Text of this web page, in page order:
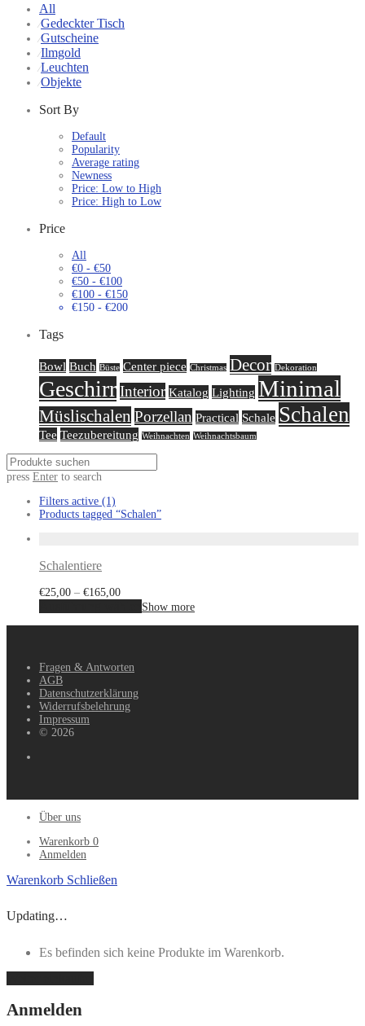
All
⁄Gedeckter Tisch
⁄Gutscheine
⁄Ilmgold
⁄Leuchten
⁄Objekte
Sort By
Default
Popularity
Average rating
Newness
Price: Low to High
Price: High to Low
Price
All
€0 - €50
€50 - €100
€100 - €150
€150 - €200
Tags
Bowl Buch Büste Center piece Christmas Decor Dekoration
GeschirrInterior Katalog Lighting Minimal
Müslischalen Porzellan Practical Schale Schalen
Tee Teezubereitung Weihnachten Weihnachtsbaum
press Enter to search
Filters active (1)
Products tagged “Schalen”
Schalentiere
€25,00 – €165,00
Show more
Fragen & Antworten
AGB
Datenschutzerklärung
Widerrufsbelehrung
Impressum
© 2026
Über uns
Warenkorb 0
Anmelden
Warenkorb Schließen
Updating…
Es befinden sich keine Produkte im Warenkorb.
Anmelden